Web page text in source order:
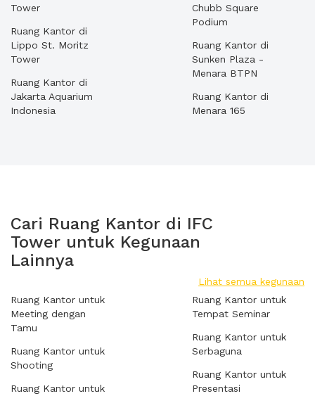
Tower
Ruang Kantor di
Lippo St. Moritz
Tower
Ruang Kantor di
Jakarta Aquarium
Indonesia
Chubb Square
Podium
Ruang Kantor di
Sunken Plaza -
Menara BTPN
Ruang Kantor di
Menara 165
Cari Ruang Kantor di IFC
Tower untuk Kegunaan
Lainnya
Lihat semua kegunaan
Ruang Kantor untuk
Meeting dengan
Tamu
Ruang Kantor untuk
Shooting
Ruang Kantor untuk
Ruang Kantor untuk
Tempat Seminar
Ruang Kantor untuk
Serbaguna
Ruang Kantor untuk
Presentasi